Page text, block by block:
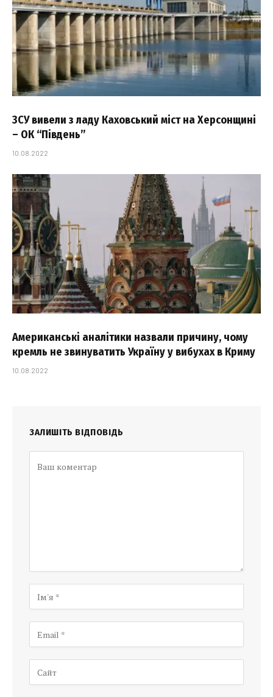
ЗСУ вивели з ладу Каховський міст на Херсонщині
– ОК “Південь”
10.08.2022
Американські аналітики назвали причину, чому
кремль не звинуватить Україну у вибухах в Криму
10.08.2022
ЗАЛИШІТЬ ВІДПОВІДЬ